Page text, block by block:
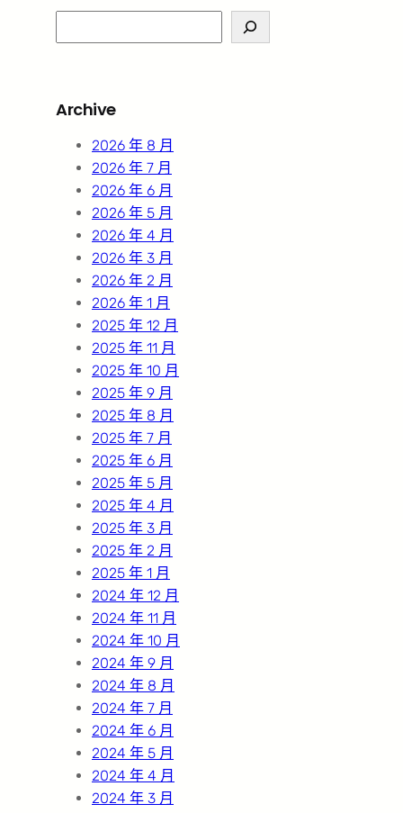
e
c
Archive
2026 年 8 月
2026 年 7 月
2026 年 6 月
2026 年 5 月
2026 年 4 月
2026 年 3 月
2026 年 2 月
2026 年 1 月
2025 年 12 月
2025 年 11 月
2025 年 10 月
2025 年 9 月
2025 年 8 月
2025 年 7 月
2025 年 6 月
2025 年 5 月
2025 年 4 月
2025 年 3 月
2025 年 2 月
2025 年 1 月
2024 年 12 月
2024 年 11 月
2024 年 10 月
2024 年 9 月
2024 年 8 月
2024 年 7 月
2024 年 6 月
2024 年 5 月
2024 年 4 月
2024 年 3 月